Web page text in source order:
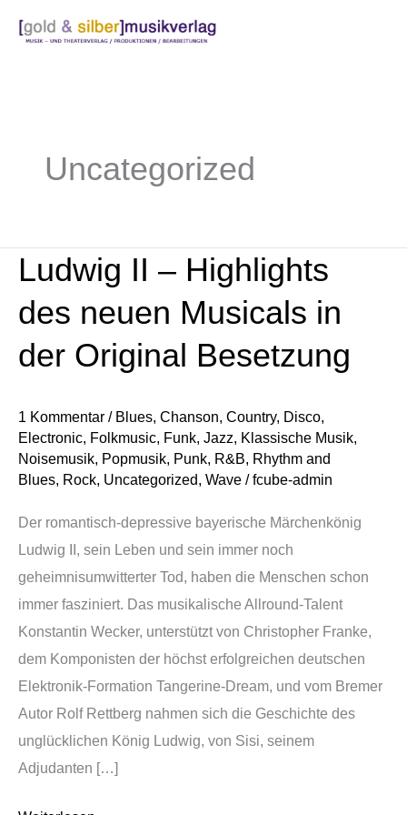
Inhalt
Uncategorized
Ludwig II – Highlights
des neuen Musicals in
der Original Besetzung
1 Kommentar / Blues, Chanson, Country, Disco,
Electronic, Folkmusic, Funk, Jazz, Klassische Musik,
Noisemusik, Popmusik, Punk, R&B, Rhythm and
Blues, Rock, Uncategorized, Wave /fcube-admin
Der romantisch-depressive bayerische Märchenkönig
Ludwig II, sein Leben und sein immer noch
geheimnisumwitterter Tod, haben die Menschen schon
immer fasziniert. Das musikalische Allround-Talent
Konstantin Wecker, unterstützt von Christopher Franke,
dem Komponisten der höchst erfolgreichen deutschen
Elektronik-Formation Tangerine-Dream, und vom Bremer
Autor Rolf Rettberg nahmen sich die Geschichte des
unglücklichen König Ludwig, von Sisi, seinem
Adjudanten […]
Ludwig
–
Highlights
des
Musicals
in
der